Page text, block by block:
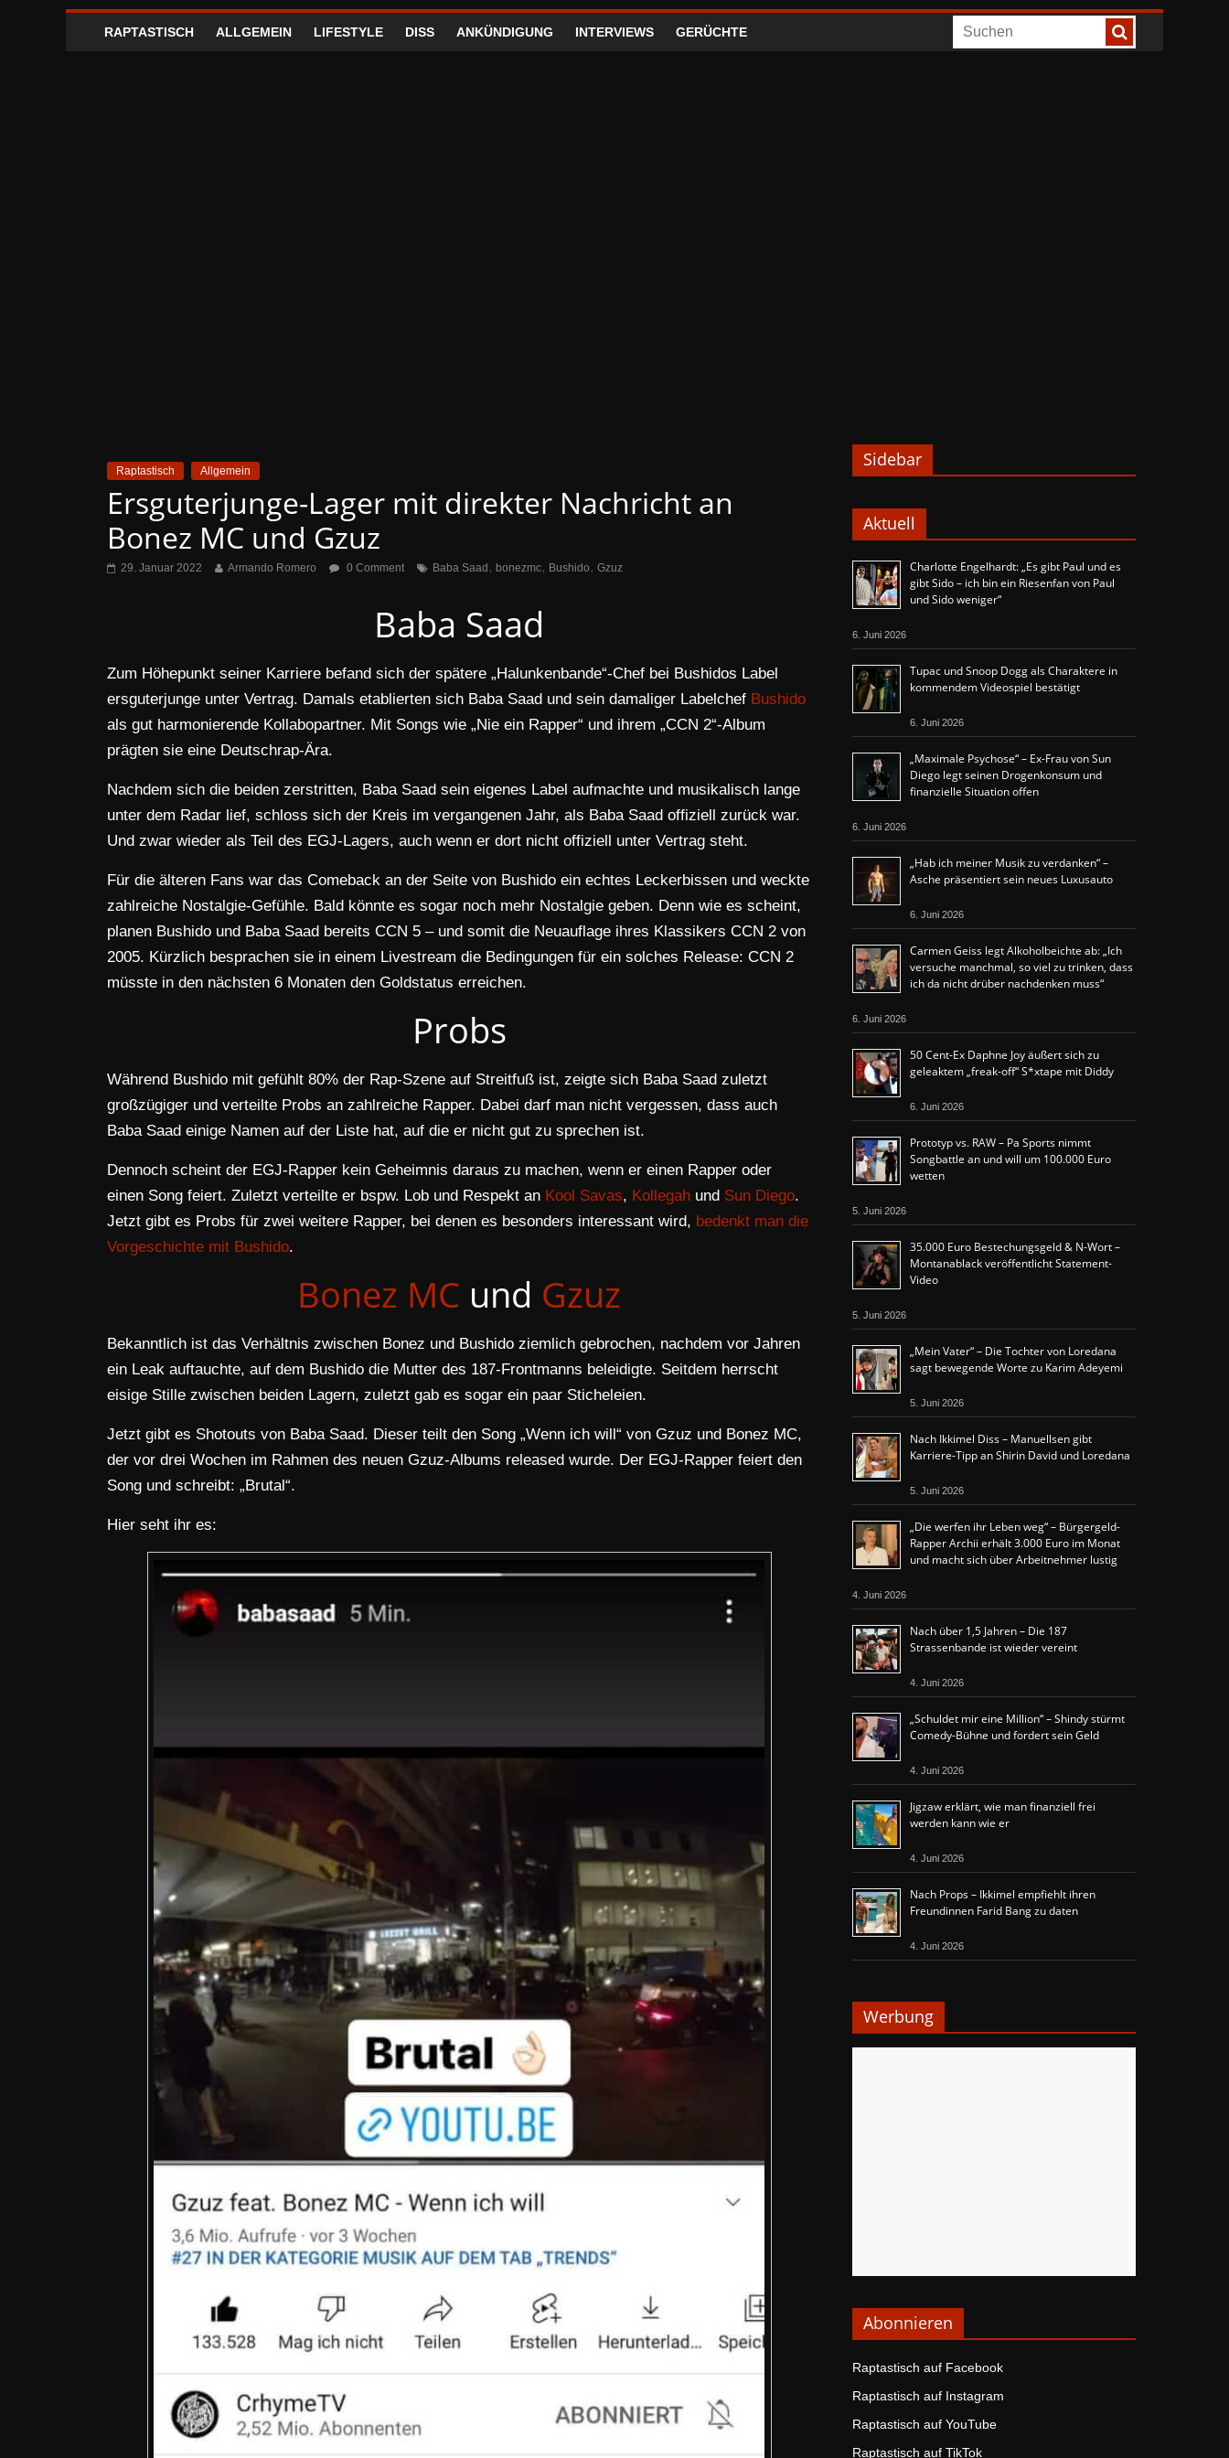
RAPTASTISCH ALLGEMEIN LIFESTYLE DISS ANKÜNDIGUNG INTERVIEWS GERÜCHTE
Raptastisch Allgemein
Ersguterjunge-Lager mit direkter Nachricht an
Bonez MC und Gzuz
29. Januar 2022 Armando Romero 0 Comment Baba Saad , bonezmc, Bushido, Gzuz
Baba Saad
Zum Höhepunkt seiner Karriere befand sich der spätere „Halunkenbande“-Chef bei Bushidos Label
ersguterjunge unter Vertrag. Damals etablierten sich Baba Saad und sein damaliger Labelchef Bushido
als gut harmonierende Kollabopartner. Mit Songs wie „Nie ein Rapper“ und ihrem „CCN 2“-Album
prägten sie eine Deutschrap-Ära.
Nachdem sich die beiden zerstritten, Baba Saad sein eigenes Label aufmachte und musikalisch lange
unter dem Radar lief, schloss sich der Kreis im vergangenen Jahr, als Baba Saad offiziell zurück war.
Und zwar wieder als Teil des EGJ-Lagers, auch wenn er dort nicht offiziell unter Vertrag steht.
Für die älteren Fans war das Comeback an der Seite von Bushido ein echtes Leckerbissen und weckte
zahlreiche Nostalgie-Gefühle. Bald könnte es sogar noch mehr Nostalgie geben. Denn wie es scheint,
planen Bushido und Baba Saad bereits CCN 5 – und somit die Neuauflage ihres Klassikers CCN 2 von
2005. Kürzlich besprachen sie in einem Livestream die Bedingungen für ein solches Release: CCN 2
müsste in den nächsten 6 Monaten den Goldstatus erreichen.
Probs
Während Bushido mit gefühlt 80% der Rap-Szene auf Streitfuß ist, zeigte sich Baba Saad zuletzt
großzügiger und verteilte Probs an zahlreiche Rapper. Dabei darf man nicht vergessen, dass auch
Baba Saad einige Namen auf der Liste hat, auf die er nicht gut zu sprechen ist.
Dennoch scheint der EGJ-Rapper kein Geheimnis daraus zu machen, wenn er einen Rapper oder
einen Song feiert. Zuletzt verteilte er bspw. Lob und Respekt an Kool Savas, Kollegah und Sun Diego.
Jetzt gibt es Probs für zwei weitere Rapper, bei denen es besonders interessant wird, bedenkt man die
Vorgeschichte mit Bushido.
Bonez MC und Gzuz
Bekanntlich ist das Verhältnis zwischen Bonez und Bushido ziemlich gebrochen, nachdem vor Jahren
ein Leak auftauchte, auf dem Bushido die Mutter des 187-Frontmanns beleidigte. Seitdem herrscht
eisige Stille zwischen beiden Lagern, zuletzt gab es sogar ein paar Sticheleien.
Jetzt gibt es Shotouts von Baba Saad. Dieser teilt den Song „Wenn ich will“ von Gzuz und Bonez MC,
der vor drei Wochen im Rahmen des neuen Gzuz-Albums released wurde. Der EGJ-Rapper feiert den
Song und schreibt: „Brutal“.
Hier seht ihr es:
Sidebar
Aktuell
Charlotte Engelhardt: „Es gibt Paul und es
gibt Sido – ich bin ein Riesenfan von Paul
und Sido weniger“
6. Juni 2026
Tupac und Snoop Dogg als Charaktere in
kommendem Videospiel bestätigt
6. Juni 2026
„Maximale Psychose“ – Ex-Frau von Sun
Diego legt seinen Drogenkonsum und
finanzielle Situation offen
6. Juni 2026
„Hab ich meiner Musik zu verdanken“ –
Asche präsentiert sein neues Luxusauto
6. Juni 2026
Carmen Geiss legt Alkoholbeichte ab: „Ich
versuche manchmal, so viel zu trinken, dass
ich da nicht drüber nachdenken muss“
6. Juni 2026
50 Cent-Ex Daphne Joy äußert sich zu
geleaktem „freak-off“ S*xtape mit Diddy
6. Juni 2026
Prototyp vs. RAW – Pa Sports nimmt
Songbattle an und will um 100.000 Euro
wetten
5. Juni 2026
35.000 Euro Bestechungsgeld & N-Wort –
Montanablack veröffentlicht Statement-
Video
5. Juni 2026
„Mein Vater“ – Die Tochter von Loredana
sagt bewegende Worte zu Karim Adeyemi
5. Juni 2026
Nach Ikkimel Diss – Manuellsen gibt
Karriere-Tipp an Shirin David und Loredana
5. Juni 2026
„Die werfen ihr Leben weg“ – Bürgergeld-
Rapper Archii erhält 3.000 Euro im Monat
und macht sich über Arbeitnehmer lustig
4. Juni 2026
Nach über 1,5 Jahren – Die 187
Strassenbande ist wieder vereint
4. Juni 2026
„Schuldet mir eine Million“ – Shindy stürmt
Comedy-Bühne und fordert sein Geld
4. Juni 2026
Jigzaw erklärt, wie man finanziell frei
werden kann wie er
4. Juni 2026
Nach Props – Ikkimel empfiehlt ihren
Freundinnen Farid Bang zu daten
4. Juni 2026
Werbung
Abonnieren
Raptastisch auf Facebook
Raptastisch auf Instagram
Raptastisch auf YouTube
Raptastisch auf TikTok